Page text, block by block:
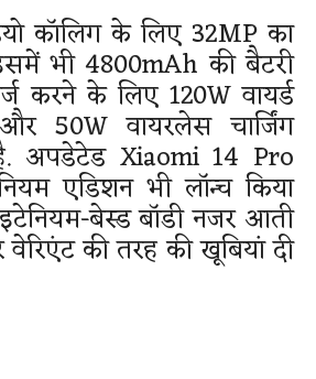
कॉलिग के लिए 32MP का
भी 4800mAh की बैटरी
करने के लिए 120W वायर्ड
50W वायरलेस चार्जिंग
अपडेटेड Xiaomi 14 Pro
एडिशन भी लॉन्च किया
बेस्ड बॉडी नजर आती
की तरह की खूबियां दी